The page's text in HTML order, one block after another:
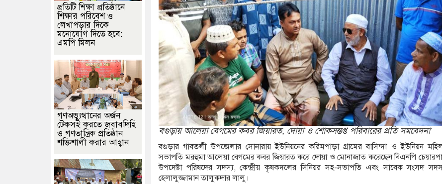
বগুড়ায় আলেয়া বেগমের কবর জিয়ারত, দোয়া ও শোকসন্তপ্ত পরিবারের প্রতি সমবেদনা
বগুড়ার গাবতলী উপজেলার সোনারায় ইউনিয়নের করিমপাড়া গ্রামের বাসিন্দা ও ইউনিয়ন
সভাপতি মরহুমা আলেয়া বেগমের কবর জিয়ারত করে দোয়া ও মোনাজাত করেছেন বিএনপি
উপদেষ্টা পরিষদের সদস্য, কেন্দ্রীয় কৃষকদলের সিনিয়র সহ-সভাপতি এবং সাবেক সংসদ
হেলালুজ্জামান তালুকদার লালু।
প্রতিটি শিক্ষা প্রতিষ্ঠানে
শিক্ষার পরিবেশ ও
লেখাপড়ার দিকে
মনোযোগ দিতে হবে:
এমপি মিলন
গণঅভ্যুত্থানের অর্জন
টেকসই করতে জবাবদিহি
ও গণতান্ত্রিক প্রতিষ্ঠান
শক্তিশালী করার আহ্বান